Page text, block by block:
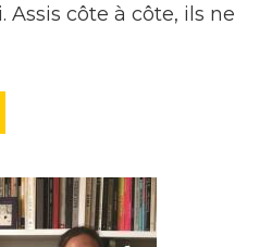
Assis côte à côte, ils ne